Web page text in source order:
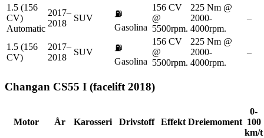
1.5 (156
CV)
Automatic
2017–
2018
SUV
⛽
Gasolina
156 CV
@
5500rpm.
225 Nm @
2000-
4000rpm.
–
1.5 (156
CV)
2017–
2018
SUV
⛽
Gasolina
156 CV
@
5500rpm.
225 Nm @
2000-
4000rpm.
–
Changan CS55 I (facelift 2018)
Motor År Karosseri Drivstoff Effekt Dreiemoment
0-
100
km/t